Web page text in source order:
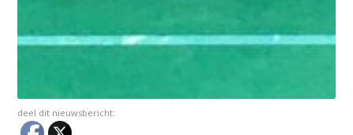
deel dit nieuwsbericht: